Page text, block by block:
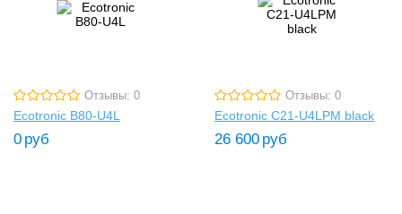
Отзывы: 0
Ecotronic B80-U4L
0 руб
Отзывы: 0
Ecotronic C21-U4LPM black
26 600 руб